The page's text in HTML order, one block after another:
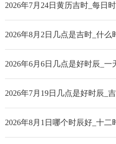
2026年7月24日黄历吉时_每日
2026年8月2日几点是吉时_什么
2026年6月6日几点是好时辰_
2026年7月19日几点是好时辰_
2026年8月1日哪个时辰好_十